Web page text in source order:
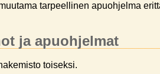
tarpeellinen apuohjelma
ja apuohjelmat
toiseksi.